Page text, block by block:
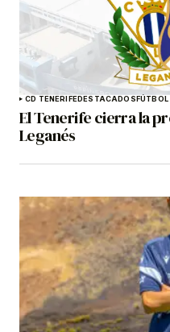
CD TENERIFEDESTACADOSFÚTBOL
El Tenerife cierra la
Leganés